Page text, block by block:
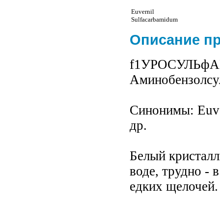
Euvernil
Sulfacarbamidum
Описание
Синонимы:
др.
Белый
воде, трудно -
едких щелочей.